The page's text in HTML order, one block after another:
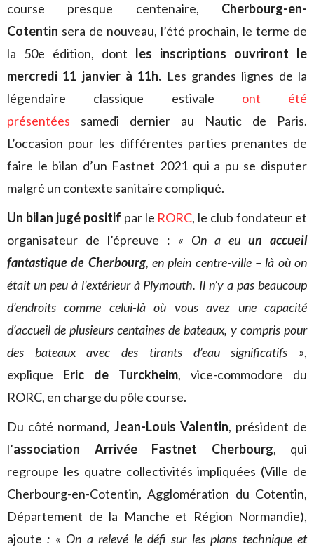
course presque centenaire, Cherbourg-en-
Cotentin sera de nouveau, l’été prochain, le terme de
la 50e édition, dont les inscriptions ouvriront le
mercredi 11 janvier à 11h. Les grandes lignes de la
légendaire classique estivale ont été
présentées samedi dernier au Nautic de Paris.
L’occasion pour les différentes parties prenantes de
faire le bilan d’un Fastnet 2021 qui a pu se disputer
malgré un contexte sanitaire compliqué.
Un bilan jugé positif par le RORC, le club fondateur et
organisateur de l’épreuve : « On a eu un accueil
fantastique de Cherbourg, en plein centre-ville – là où on
était un peu à l’extérieur à Plymouth. Il n’y a pas beaucoup
d’endroits comme celui-là où vous avez une capacité
d’accueil de plusieurs centaines de bateaux, y compris pour
des bateaux avec des tirants d’eau significatifs »,
explique Eric de Turckheim, vice-commodore du
RORC, en charge du pôle course.
Du côté normand, Jean-Louis Valentin, président de
l’association Arrivée Fastnet Cherbourg, qui
regroupe les quatre collectivités impliquées (Ville de
Cherbourg-en-Cotentin, Agglomération du Cotentin,
Département de la Manche et Région Normandie),
ajoute: « On a relevé le défi sur les plans technique et